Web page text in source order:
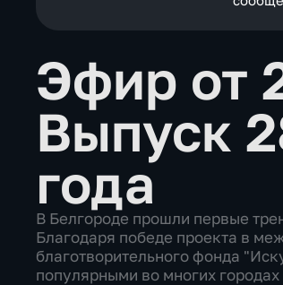
Эфир от
Выпуск
года
В Белгороде прошли первые
Благодаря победе проекта в
благотворительного фонда
популярными во многих городах